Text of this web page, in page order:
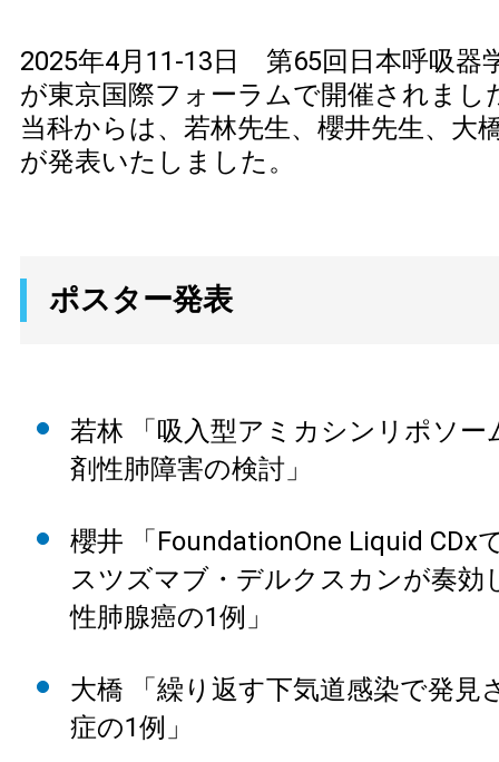
2025年4月11-13日 第65回日本呼吸器
が東京国際フォーラムで開催されまし
当科からは、若林先生、櫻井先生、大
が発表いたしました。
ポスター発表
若林 「吸入型アミカシンリポソー
剤性肺障害の検討」
櫻井 「FoundationOne Liquid CDx
スツズマブ・デルクスカンが奏効
性肺腺癌の1例」
大橋 「繰り返す下気道感染で発見
症の1例」